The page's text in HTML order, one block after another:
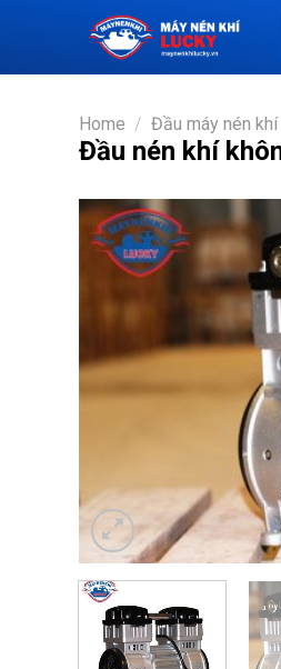
Home / Đầu máy nén khí
Đầu nén khí